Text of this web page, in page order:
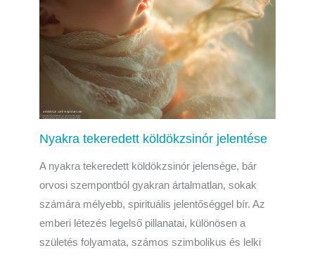
Nyakra tekeredett köldökzsinór jelentése
A nyakra tekeredett köldökzsinór jelensége, bár
orvosi szempontból gyakran ártalmatlan, sokak
számára mélyebb, spirituális jelentőséggel bír. Az
emberi létezés legelső pillanatai, különösen a
születés folyamata, számos szimbolikus és lelki